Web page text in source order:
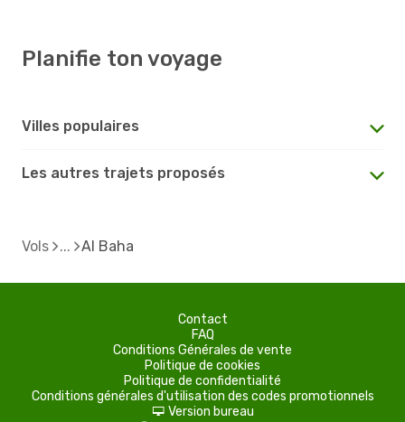
Planifie ton voyage
Villes populaires
Les autres trajets proposés
Vols Al Baha
Contact
FAQ
Conditions Générales de vente
Politique de cookies
Politique de confidentialité
Conditions générales d'utilisation des codes promotionnels
d Version bureau